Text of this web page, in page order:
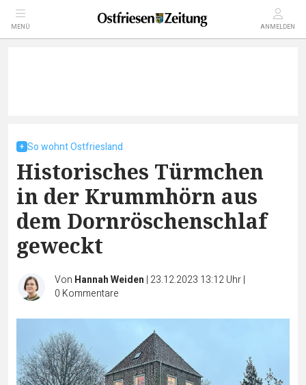
MENÜ ANMELDEN
So wohnt Ostfriesland
Historisches Türmchen
in der Krummhörn aus
dem Dornröschenschlaf
geweckt
Von Hannah Weiden | 23.12.2023 13:12 Uhr|
0 Kommentare